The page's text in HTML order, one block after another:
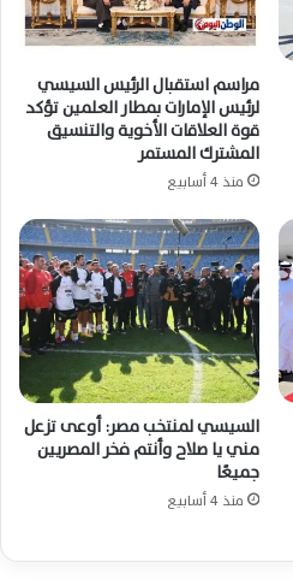
مراسم استقبال الرئيس السيسي
لرئيس الإمارات بمطار العلمين تؤكد
قوة العلاقات الأخوية والتنسيق
المشترك المستمر
منذ 4 أسابيع
السيسي لمنتخب مصر: أوعى تزعل
مني يا صلاح وأنتم فخر المصريين
جميعًا
منذ 4 أسابيع